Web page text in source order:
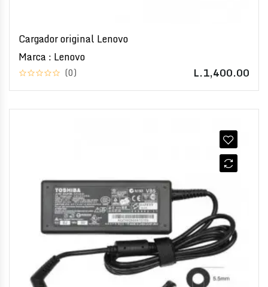
Cargador original Lenovo
Marca : Lenovo
(0) L.1,400.00